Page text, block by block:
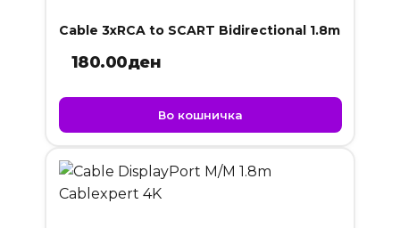
Cable 3xRCA to SCART Bidirectional 1.8m
180.00ден
Во кошничка